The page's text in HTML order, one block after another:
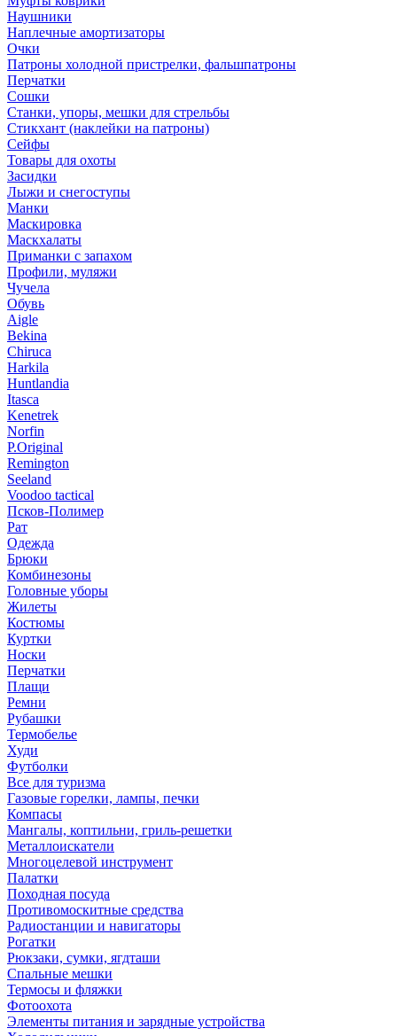
Наушники
Наплечные амортизаторы
Очки
Патроны холодной пристрелки, фальшпатроны
Перчатки
Сошки
Станки, упоры, мешки для стрельбы
Стикхант (наклейки на патроны)
Сейфы
Товары для охоты
Засидки
Лыжи и снегоступы
Манки
Маскировка
Маскхалаты
Приманки с запахом
Профили, муляжи
Чучела
Обувь
Aigle
Bekina
Chiruсa
Harkila
Huntlandia
Itasca
Kenetrek
Norfin
P.Original
Remington
Seeland
Voodoo tactical
Псков-Полимер
Рат
Одежда
Брюки
Комбинезоны
Головные уборы
Жилеты
Костюмы
Куртки
Носки
Перчатки
Плащи
Ремни
Рубашки
Термобелье
Худи
Футболки
Все для туризма
Газовые горелки, лампы, печки
Компасы
Мангалы, коптильни, гриль-решетки
Металлоискатели
Многоцелевой инструмент
Палатки
Походная посуда
Противомоскитные средства
Радиостанции и навигаторы
Рогатки
Рюкзаки, сумки, ягдташи
Спальные мешки
Термосы и фляжки
Фотоохота
Элементы питания и зарядные устройства